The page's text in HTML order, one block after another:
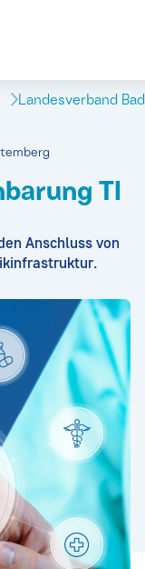
Landesverband
TI
Anschluss von